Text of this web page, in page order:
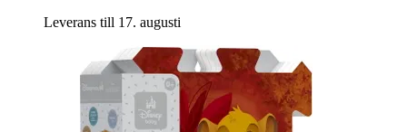
Leverans till 17. augusti